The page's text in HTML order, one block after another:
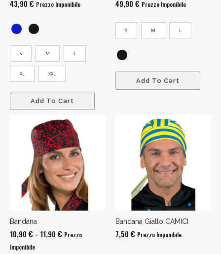
43,90 € Prezzo Imponibile
S M L
XL XXL
Add To Cart
49,90 € Prezzo Imponibile
S M L
Add To Cart
Bandana
10,90 € - 11,90 € Fascia
Prezzo
Imponibile
Bandana Giallo CAMICI
7,50 € Prezzo Imponibile